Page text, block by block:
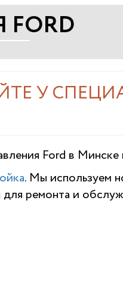
У
Ford в
. Мы используем
ремонта и